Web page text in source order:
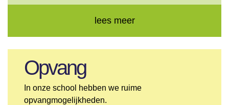
lees meer
Opvang
In onze school hebben we ruime
opvangmogelijkheden.